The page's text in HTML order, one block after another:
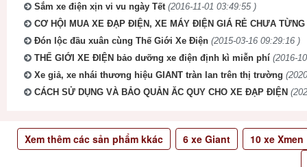
Sắm xe điện xịn vi vu ngày Tết (2016-11-01 03:49:55 )
CƠ HỘI MUA XE ĐẠP ĐIỆN, XE MÁY ĐIỆN GIÁ RẺ CHƯA TỪNG
Đón lộc đầu xuân cùng Thế Giới Xe Điện (2015-03-16 09:29:16 )
THẾ GIỚI XE ĐIỆN bảo dưỡng xe điện định kì miễn phí (2016-
Xe giả, xe nhái thương hiệu GIANT tràn lan trên thị trường
CÁCH SỬ DỤNG VÀ BẢO QUẢN ĂC QUY CHO XE ĐẠP ĐIỆN
Xem thêm các sản phẩm kkác 6xe Giant 10xe Xmen